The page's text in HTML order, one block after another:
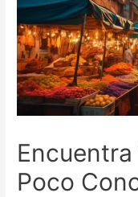
Poco